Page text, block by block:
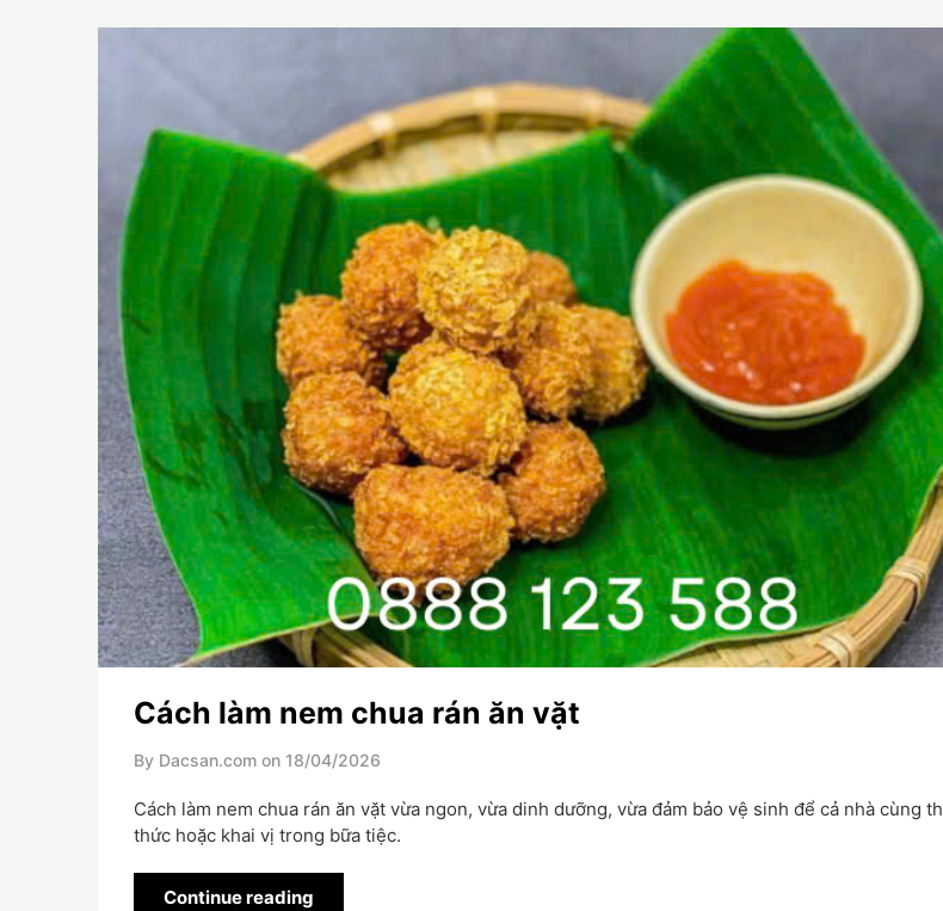
Cách làm nem chua rán ăn vặt
By Dacsan.com on 18/04/2026
Cách làm nem chua rán ăn vặt vừa ngon, vừa dinh dưỡng, vừa đảm bảo vệ sinh để cả nhà cùng
thức hoặc khai vị trong bữa tiệc.
Continue reading